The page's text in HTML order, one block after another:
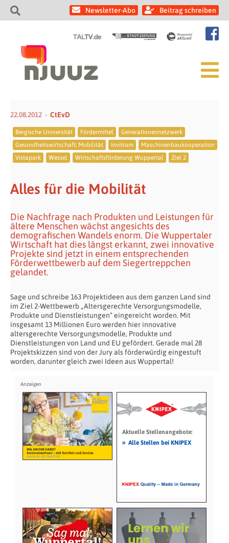
Newsletter-Abo Beitrag schreiben
22.08.2012 CtEvD
Bergische Universität Fördermittel
Generationennetzwerk
Gesundheitswirtschaft; Mobilität
Invitram
Maschinenbaukooperation
Vistapark
Wessel Wirtschaftsförderung Wuppertal Ziel 2
Alles für die Mobilität
Die Nachfrage nach Produkten und Leistungen für
ältere Menschen wächst angesichts des
demografischen Wandels enorm. Die Wuppertaler
Wirtschaft hat dies längst erkannt, zwei innovative
Projekte sind jetzt in einem entsprechenden
Förderwettbewerb auf dem Siegertreppchen
gelandet.
Sage und schreibe 163 Projektideen aus dem ganzen Land sind
im Ziel 2-Wettbewerb „Altersgerechte Versorgungsmodelle,
Produkte und Dienstleistungen“ eingereicht worden. Mit
insgesamt 13 Millionen Euro werden hier innovative
altersgerechte Versorgungsmodelle, Produkte und
Dienstleistungen von Land und EU gefördert. Gerade mal 28
Projektskizzen sind von der Jury als förderwürdig eingestuft
worden, darunter gleich zwei Ideen aus Wuppertal!
Aktuelle Stellenangebote:
» Alle Stellen bei KNIPEX